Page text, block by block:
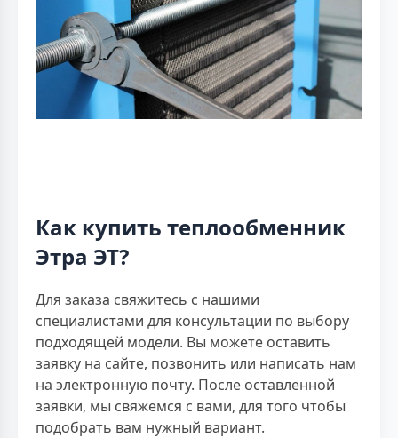
Как купить теплообменник
Этра ЭТ?
Для заказа свяжитесь с нашими
специалистами для консультации по выбору
подходящей модели. Вы можете оставить
заявку на сайте, позвонить или написать нам
на электронную почту. После оставленной
заявки, мы свяжемся с вами, для того чтобы
подобрать вам нужный вариант.